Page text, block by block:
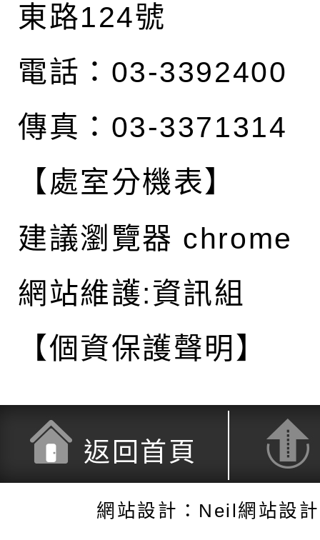
東路124號
電話：03-3392400
傳真：03-3371314
【處室分機表】
建議瀏覽器 chrome
網站維護:資訊組
【個資保護聲明】
返回首頁
網站設計：Neil網站設